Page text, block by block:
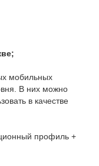
мобильных
В них можно
в качестве
профиль +